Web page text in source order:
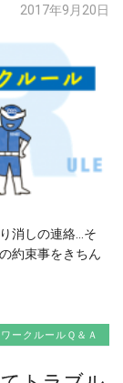
2017年9月20日
消しの連絡…そ
約束事をきちん
ークルールＱ＆Ａ